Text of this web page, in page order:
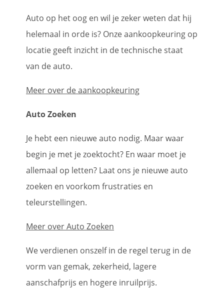
Auto op het oog en wil je zeker weten dat hij
helemaal in orde is? Onze aankoopkeuring op
locatie geeft inzicht in de technische staat
van de auto.
Meer over de aankoopkeuring
Auto Zoeken
Je hebt een nieuwe auto nodig. Maar waar
begin je met je zoektocht? En waar moet je
allemaal op letten? Laat ons je nieuwe auto
zoeken en voorkom frustraties en
teleurstellingen.
Meer over Auto Zoeken
We verdienen onszelf in de regel terug in de
vorm van gemak, zekerheid, lagere
aanschafprijs en hogere inruilprijs.